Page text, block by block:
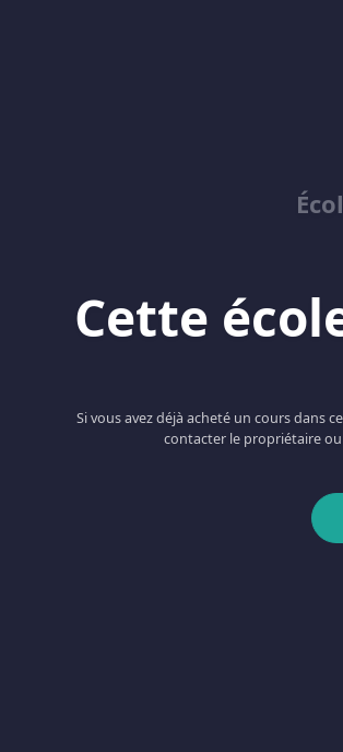
Cette
Si vous avez déjà acheté un cours dans
contacter le propriétaire